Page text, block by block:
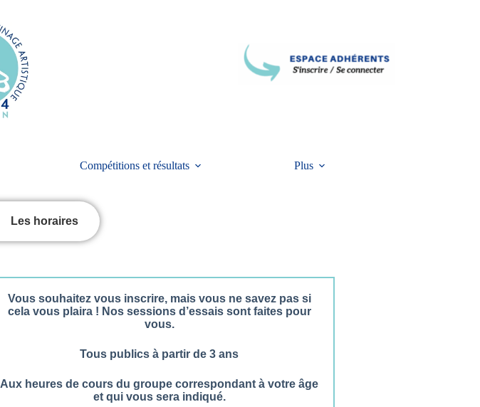
Compétitions et résultats Plus
Les horaires
Vous souhaitez vous inscrire, mais vous ne savez pas si
cela vous plaira ! Nos sessions d’essais sont faites pour
vous.
Tous publics à partir de 3 ans
Aux heures de cours du groupe correspondant à votre âge
et qui vous sera indiqué.